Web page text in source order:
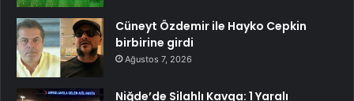
Cüneyt Özdemir ile Hayko Cepkin
birbirine girdi
Ağustos 7, 2026
Niğde’de Silahlı Kavga: 1 Yaralı